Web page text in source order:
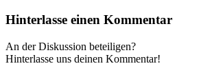
Hinterlasse einen Kommentar
An der Diskussion beteiligen?
Hinterlasse uns deinen Kommentar!